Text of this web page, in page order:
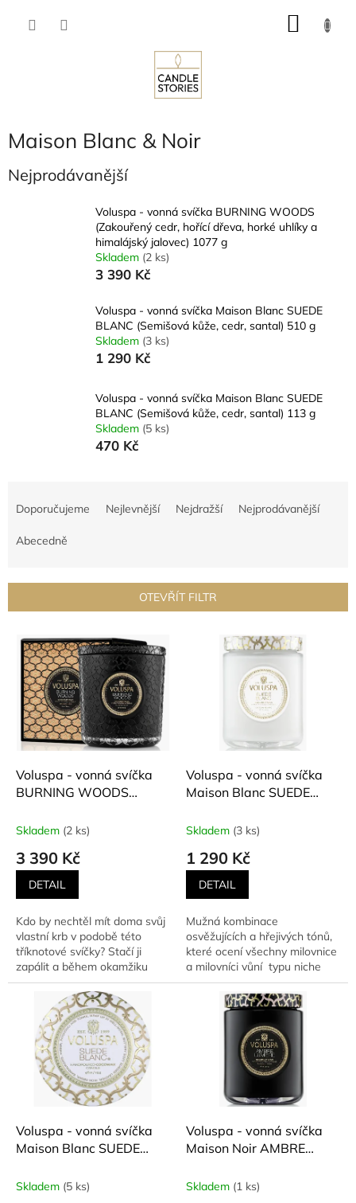
Maison Blanc & Noir
Nejprodávanější
Voluspa - vonná svíčka BURNING WOODS
(Zakouřený cedr, hořící dřeva, horké uhlíky a
himalájský jalovec) 1077 g
Skladem (2 ks)
3 390 Kč
Voluspa - vonná svíčka Maison Blanc SUEDE
BLANC (Semišová kůže, cedr, santal) 510 g
Skladem (3 ks)
1 290 Kč
Voluspa - vonná svíčka Maison Blanc SUEDE
BLANC (Semišová kůže, cedr, santal) 113 g
Skladem (5 ks)
470 Kč
r
Doporučujeme Nejlevnější Nejdražší Nejprodávanější
Abecedně
OTEVŘÍT FILTR
dVoluspa - vonná svíčka
BURNING WOODS
dřeva, horké uhlíky a
g
Skladem (2 ks)
3 390 Kč
DETAIL
Kdo by nechtěl mít doma svůj
vlastní krb v podobě této
tříknotové svíčky? Stačí ji
zapálit a během okamžiku
vytvoří útulnou...
Voluspa - vonná svíčka
Maison Blanc SUEDE
cedr, santal) 510 g
Skladem (3 ks)
1 290 Kč
DETAIL
Mužná kombinace
osvěžujících a hřejivých tónů,
které ocení všechny milovnice
a milovníci vůní typu niche
pánský parfém. Vůně...
Voluspa - vonná svíčka
Maison Blanc SUEDE
cedr, santal) 113 g
Skladem (5 ks)
Voluspa - vonná svíčka
Maison Noir AMBRE
pryskyřice,
Skladem (1 ks)